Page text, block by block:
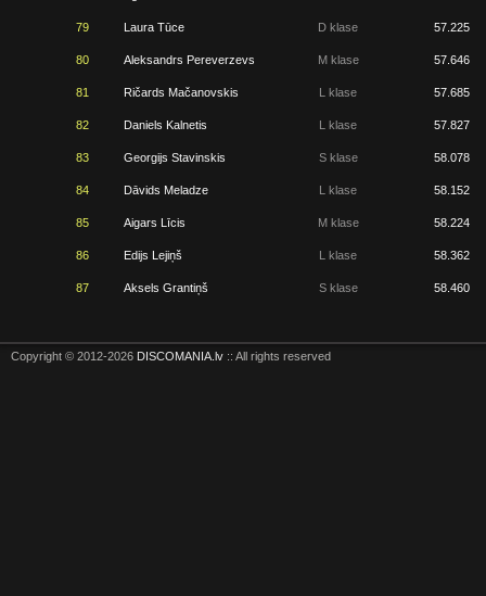
79 Laura Tūce D klase 57.225
80 Aleksandrs Pereverzevs M klase 57.646
81 Ričards Mačanovskis L klase 57.685
82 Daniels Kalnetis L klase 57.827
83 Georgijs Stavinskis S klase 58.078
84 Dāvids Meladze L klase 58.152
85 Aigars Līcis M klase 58.224
86 Edijs Lejiņš L klase 58.362
87 Aksels Grantiņš S klase 58.460
Copyright © 2012-2026 DISCOMANIA.lv :: All rights reserved